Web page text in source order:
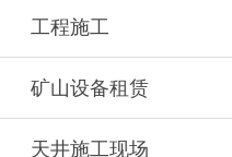
工程施工
矿山设备租赁
天井施工现场